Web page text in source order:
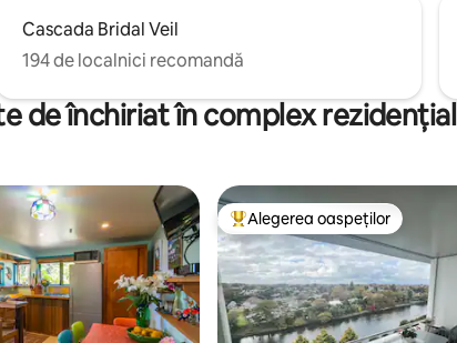
Cascada Bridal Veil
194 de localnici recomandă
de închiriat în complex
Locuință din topul categoriei
Alegerea oaspeților